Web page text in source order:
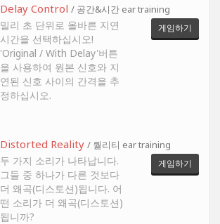
Delay Control / 공간&시간 ear training
밀리 초 단위로 올바른 지연
시간을 선택하십시오!
'Original / With Delay'버튼
을 사용하여 원본 신호와 지
연된 신호 사이의 간격을 추
정하십시오.
게임하기
Distorted Reality / 퀄리티 ear training
두 가지 소리가 나타납니다.
그들 중 하나가 다른 것보다
더 왜곡(디스토션)됩니다. 어
떤 소리가 더 왜곡(디스토션)
됩니까?
게임하기